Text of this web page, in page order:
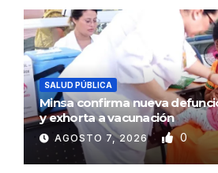
SALUD PÚBLICA
Minsa confirma nueva
y exhorta a vacunación
AGOSTO 7, 2026 0